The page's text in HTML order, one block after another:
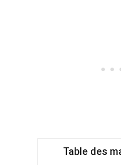
Table des